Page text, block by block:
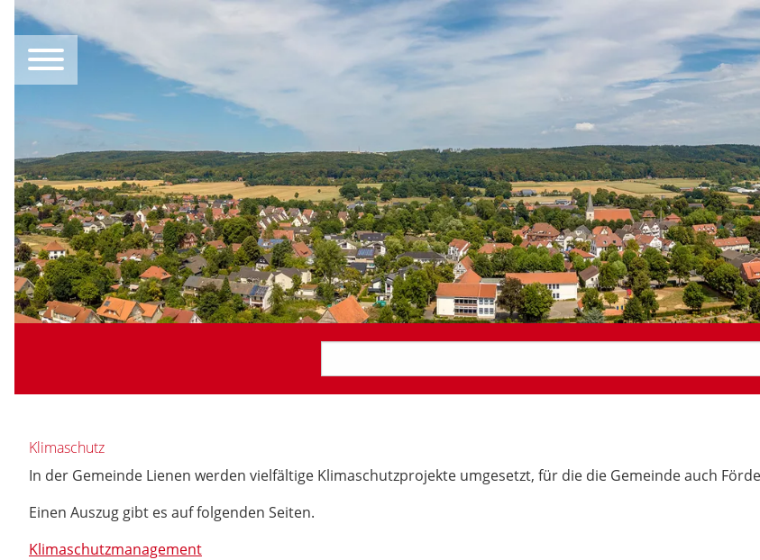
Klimaschutz
In der Gemeinde Lienen werden vielfältige Klimaschutzprojekte umgesetzt, für die die Gemeinde auch
Einen Auszug gibt es auf folgenden Seiten.
Klimaschutzmanagement